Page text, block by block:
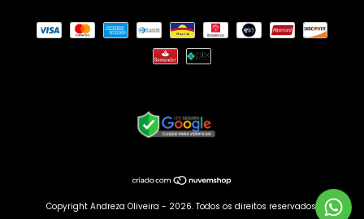
Copyright Andreza Oliveira - 2026. Todos os direitos reservados.